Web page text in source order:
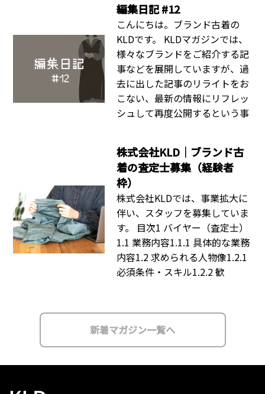
編集日記 #12
こんにちは。ブランド古着の
KLDです。 KLDマガジンでは、
様々なブランドをご紹介する記
事などを展開していますが、過
去に出した記事のリライトをお
こない、最新の情報にリフレッ
シュして再度公開するという事
株式会社KLD｜ブランド古
着の査定士募集（経験者
枠）
株式会社KLDでは、事業拡大に
伴い、スタッフを募集していま
す。 目次1 バイヤー（査定士）
1.1 業務内容1.1.1 具体的な業務
内容1.2 求められる人物像1.2.1
必須条件・スキル1.2.2 歓
新着マガジン一覧へ